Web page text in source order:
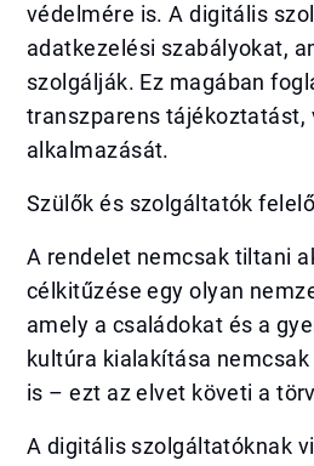
védelmére is. A digitális
adatkezelési szabályokat,
szolgálják. Ez magában
transzparens
alkalmazását.
Szülők és szolgáltatók
A rendelet nemcsak tiltani
célkitűzése egy olyan
amely a családokat és a
kultúra kialakítása
is – ezt az elvet követi a
A digitális szolgáltatóknak